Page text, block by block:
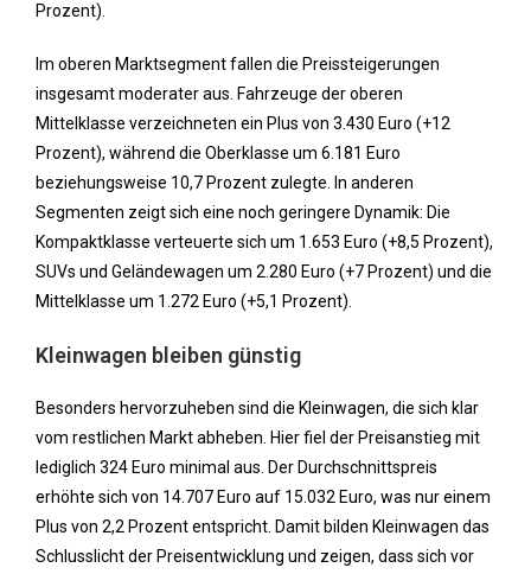
Prozent).
Im oberen Marktsegment fallen die Preissteigerungen
insgesamt moderater aus. Fahrzeuge der oberen
Mittelklasse verzeichneten ein Plus von 3.430 Euro (+12
Prozent), während die Oberklasse um 6.181 Euro
beziehungsweise 10,7 Prozent zulegte. In anderen
Segmenten zeigt sich eine noch geringere Dynamik: Die
Kompaktklasse verteuerte sich um 1.653 Euro (+8,5 Prozent),
SUVs und Geländewagen um 2.280 Euro (+7 Prozent) und die
Mittelklasse um 1.272 Euro (+5,1 Prozent).
Kleinwagen bleiben günstig
Besonders hervorzuheben sind die Kleinwagen, die sich klar
vom restlichen Markt abheben. Hier fiel der Preisanstieg mit
lediglich 324 Euro minimal aus. Der Durchschnittspreis
erhöhte sich von 14.707 Euro auf 15.032 Euro, was nur einem
Plus von 2,2 Prozent entspricht. Damit bilden Kleinwagen das
Schlusslicht der Preisentwicklung und zeigen, dass sich vor